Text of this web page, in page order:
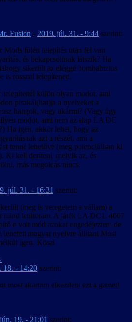
Fusion - 2019. júl. 31. - 9:44 szerint:
Mods fülén telepítés után fel van
és bekapcsoltnak látszik? Ha
sikerült az eléggé bombabiztos
is rosszul telepítened.
telepítettél külön olyan modot, ami
piszkál(hat)ja a nyelveket a
hangok, vagy akármi? (Vagy úgy
modot, ami nem az alap LA DC
Ha igen, akkor lehet, hogy az
azt a részét, ami a
tenné lehetővé (meg potenciálisan ki
Ki kell deríteni, melyik az, és
más megoldás nincs.
júl. 31. - 16:31 szerint:
(meg is veregetem a vállam) a
mind letiltotam. A játék LA DC1. 4007
e volt mód azokat engedéjeztem de
lehetett magyar nyelvre állítani Most
igen. Köszi
18. - 14:20 szerint:
most akartam elkezdeni ezt a gamet!
19. - 21:01 szerint: